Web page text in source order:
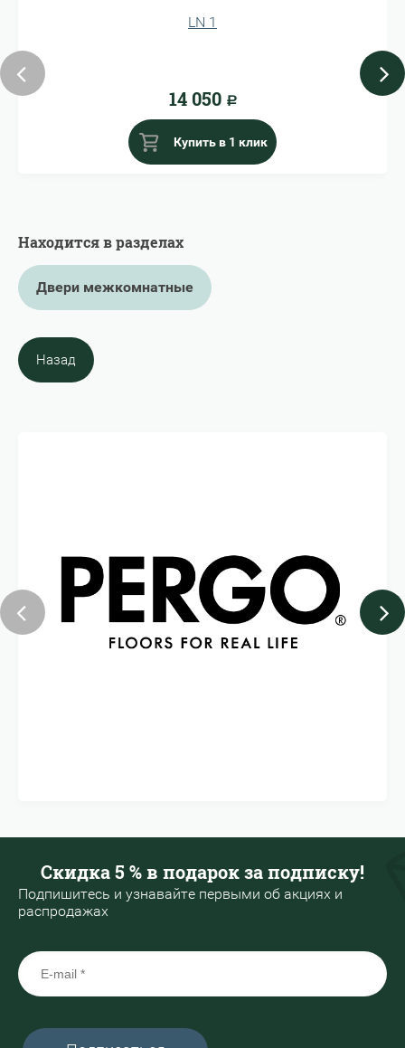
LN 1
14 050 Р
Купить в 1 клик
Находится в разделах
Двери межкомнатные
Назад
Скидка 5 % в подарок за подписку!
Подпишитесь и узнавайте первыми об акциях и
распродажах